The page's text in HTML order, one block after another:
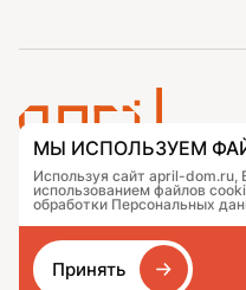
Проекты
Подобрать дом
Портфолио
О компании
Сравнение
МЫ ИСПОЛЬЗУЕМ
Используя сайт april-dom.ru,
использованием файлов
обработки Персональных
Принять